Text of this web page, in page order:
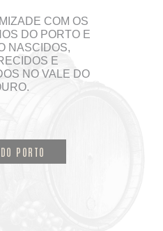
COM OS
DO PORTO E
NASCIDOS,
E
NO VALE DO
PORTO